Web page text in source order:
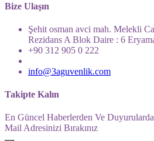
Bize Ulaşın
Şehit osman avci mah. Melekli
Rezidans A Blok Daire : 6
+90 312 905 0 222
info@3aguvenlik.com
Takipte Kalın
En Güncel Haberlerden Ve
Mail Adresinizi Bırakınız